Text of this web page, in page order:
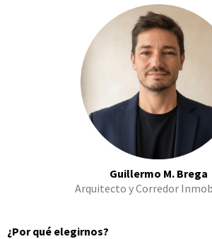
Guillermo M. Brega
Arquitecto y Corredor
¿Por qué elegirnos?